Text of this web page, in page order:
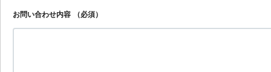
お問い合わせ内容 （必須）